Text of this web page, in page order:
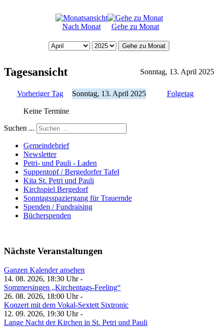
Nach Monat Gehe zu Monat
Gehe zu Monat
Tagesansicht Sonntag, 13. April 2025
Vorheriger Tag Sonntag, 13. April 2025 Folgetag
Keine Termine
Suchen ...
Gemeindebrief
Newsletter
Petri- und Pauli - Laden
Suppentopf / Bergedorfer Tafel
Kita St. Petri und Pauli
Kirchspiel Bergedorf
Sonntagsspaziergang für Trauernde
Spenden / Fundraising
Bücherspenden
Nächste Veranstaltungen
Ganzen Kalender ansehen
14. 08. 2026, 18:30 Uhr -
Sommersingen „Kirchentags-Feeling“
26. 08. 2026, 18:00 Uhr -
Konzert mit dem Vokal-Sextett Sixtronic
12. 09. 2026, 19:30 Uhr -
Lange Nacht der Kirchen in St. Petri und Pauli